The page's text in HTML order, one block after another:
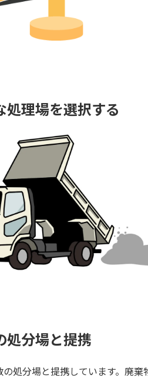
処理場を選択する
処分場と提携
の処分場と提携しています。廃